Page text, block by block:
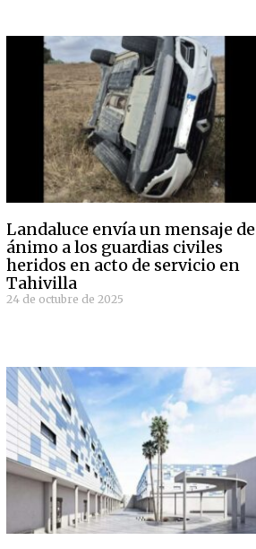
Landaluce envía un mensaje de
ánimo a los guardias civiles
heridos en acto de servicio en
Tahivilla
24 de octubre de 2025